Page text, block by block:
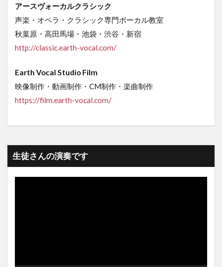
アースヴォーカルクラシック
声楽・オペラ・クラシック専門ボーカル教室
秋葉原・高田馬場・池袋・渋谷・新宿
http://classic.earth-vocal.com/
Earth Vocal Studio Film
映像制作・動画制作・CM制作・楽曲制作
https://film.earth-vocal.com/
生徒さんの演奏です
動